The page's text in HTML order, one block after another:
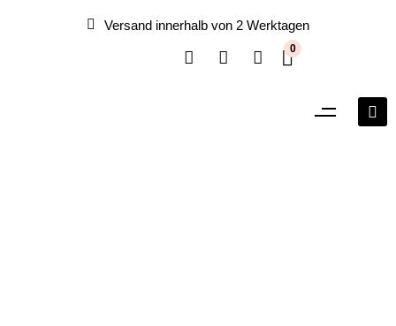
Versand innerhalb von 2 Werktagen
0